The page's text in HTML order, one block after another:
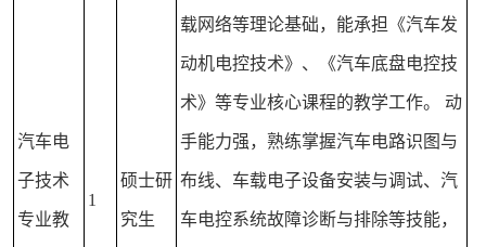
汽车电
子技术
专业教
1
硕士研
究生
载网络等理论基础，能承担《汽车发
动机电控技术》、《汽车底盘电控技
术》等专业核心课程的教学工作。 动
手能力强，熟练掌握汽车电路识图与
布线、车载电子设备安装与调试、汽
车电控系统故障诊断与排除等技能，